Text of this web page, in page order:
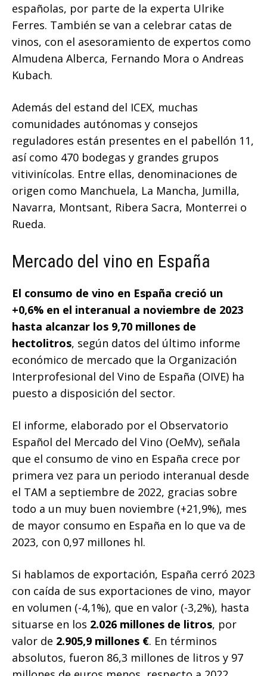
españolas, por parte de la experta Ulrike
Ferres. También se van a celebrar catas de
vinos, con el asesoramiento de expertos como
Almudena Alberca, Fernando Mora o Andreas
Kubach.
Además del estand del ICEX, muchas
comunidades autónomas y consejos
reguladores están presentes en el pabellón 11,
así como 470 bodegas y grandes grupos
vitivinícolas. Entre ellas, denominaciones de
origen como Manchuela, La Mancha, Jumilla,
Navarra, Montsant, Ribera Sacra, Monterrei o
Rueda.
Mercado del vino en España
El consumo de vino en España creció un
+0,6% en el interanual a noviembre de 2023
hasta alcanzar los 9,70 millones de
hectolitros, según datos del último informe
económico de mercado que la Organización
Interprofesional del Vino de España (OIVE) ha
puesto a disposición del sector.
El informe, elaborado por el Observatorio
Español del Mercado del Vino (OeMv), señala
que el consumo de vino en España crece por
primera vez para un periodo interanual desde
el TAM a septiembre de 2022, gracias sobre
todo a un muy buen noviembre (+21,9%), mes
de mayor consumo en España en lo que va de
2023, con 0,97 millones hl.
Si hablamos de exportación, España cerró 2023
con caída de sus exportaciones de vino, mayor
en volumen (-4,1%), que en valor (-3,2%), hasta
situarse en los 2.026 millones de litros, por
valor de 2.905,9 millones €. En términos
absolutos, fueron 86,3 millones de litros y 97